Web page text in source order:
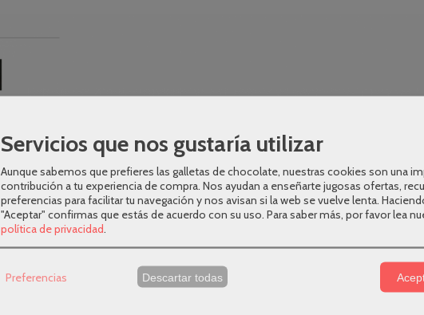
Servicios que nos gustaría utilizar
Aunque sabemos que prefieres las galletas de chocolate, nuestras cookies son una
contribución a tu experiencia de compra. Nos ayudan a enseñarte jugosas ofertas,
preferencias para facilitar tu navegación y nos avisan si la web se vuelve lenta.
"Aceptar" confirmas que estás de acuerdo con su uso. Para saber más, por favor lea
política de privacidad.
Preferencias Descartar todas